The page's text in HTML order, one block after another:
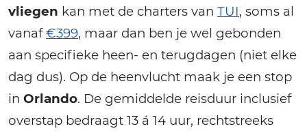
vliegen kan met de charters van TUI, soms al
vanaf€399, maar dan ben je wel gebonden
aan specifieke heen- en terugdagen (niet elke
dag dus). Op de heenvlucht maak je een stop
in Orlando. De gemiddelde reisduur inclusief
overstap bedraagt 13 á 14 uur, rechtstreeks